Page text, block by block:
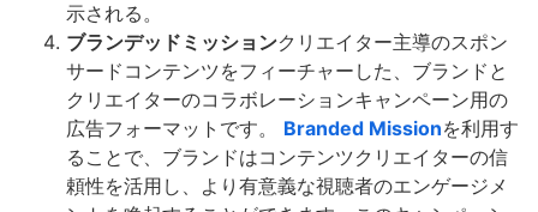
示される。
ブランデッドミッションクリエイター主導のスポン
サードコンテンツをフィーチャーした、ブランドと
クリエイターのコラボレーションキャンペーン用の
広告フォーマットです。 Branded Missionを利用す
ることで、ブランドはコンテンツクリエイターの信
頼性を活用し、より有意義な視聴者のエンゲージメ